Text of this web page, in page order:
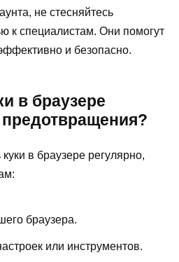
не стесняйтесь
к специалистам. Они помогут
и безопасно.
в браузере
в браузере регулярно,
браузера.
или инструментов.